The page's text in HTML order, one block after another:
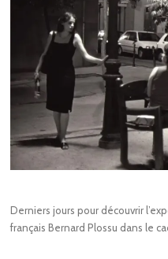
Derniers jours pour découvrir
français Bernard Plossu dans le